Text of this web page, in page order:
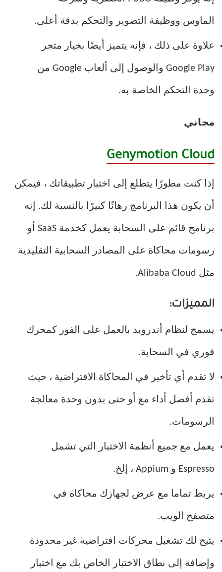
الماوس ووظيفة التصوير والتحكم بدقة أعلى.
علاوة على ذلك ، فإنه يتميز أيضًا بخيار متجر
Google Play والوصول إلى ألعاب Google من
وحدة التحكم الخاصة به.
مجاني
Genymotion Cloud
إذا كنت مطورًا يتطلع إلى اختبار تطبيقاتك ، فيمكن
أن يكون هذا البرنامج رهانًا كبيرًا بالنسبة لك. إنه
برنامج قائم على السحابة يعمل كخدمة SaaS أو
رسومات محاكاة على المصادر السحابية التقليدية
مثل Alibaba Cloud.
المميزات:
يسمح لنظام أندرويد بالعمل على الفور كمحرك
فوري في السحابة.
لا تقدم أي تأخير في المحاكاة الافتراضية ، حيث
تقدم أفضل أداء مع أو حتى بدون وحدة معالجة
الرسومات.
يعمل مع جميع أنظمة الاختبار التي تشمل
Espresso و Appium ، إلخ.
يربط تماما مع عرض لجهازك محاكاة في
متصفح الويب.
يتيح لك تشغيل محركات افتراضية غير محدودة
وإضافة إلى نطاق الاختبار الخاص بك مع اختبار